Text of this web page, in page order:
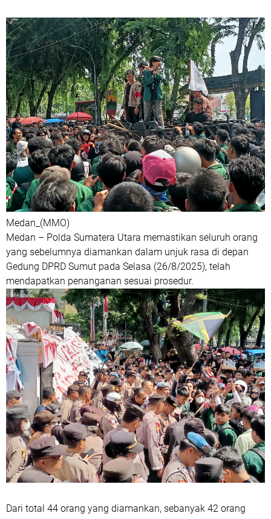
Medan_(MMO)
Medan – Polda Sumatera Utara memastikan seluruh orang
yang sebelumnya diamankan dalam unjuk rasa di depan
Gedung DPRD Sumut pada Selasa (26/8/2025), telah
mendapatkan penanganan sesuai prosedur.
Dari total 44 orang yang diamankan, sebanyak 42 orang